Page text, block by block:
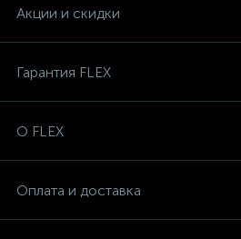
Акции и скидки
Гарантия FLEX
О FLEX
Оплата и доставка